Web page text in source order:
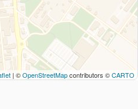
| ©OpenStreetMapcontributors ©CARTO